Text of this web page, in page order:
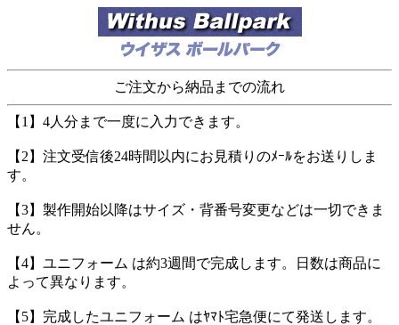
ご注文から納品までの流れ
【1】4人分まで一度に入力できます。
【2】注文受信後24時間以内にお見積りのﾒｰﾙをお送りしま
す。
【3】製作開始以降はサイズ・背番号変更などは一切できま
せん。
【4】ユニフォーム は約3週間で完成します。日数は商品に
よって異なります。
【5】完成したユニフォーム はﾔﾏﾄ宅急便にて発送します。